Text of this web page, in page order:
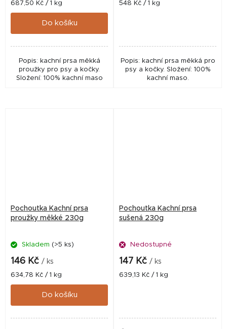
Měrná
cena:
687,50 Kč / 1 kg
Do košíku
Popis: kachní prsa měkká
proužky pro psy a kočky.
Složení: 100% kachní maso
Měrná
548 Kč / 1 kg
Popis: kachní prsa měkká pro
psy a kočky. Složení: 100%
kachní maso.
Pochoutka Kachní prsa
proužky měkké 230g
Skladem (>5 ks)
146 Kč / ks
Měrná
cena:
634,78 Kč / 1 kg
Do košíku
Pochoutka Kachní prsa
sušená 230g
Nedostupné
147 Kč / ks
Měrná
639,13 Kč / 1 kg